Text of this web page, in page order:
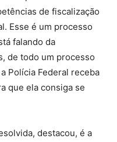
de fiscalização
Esse é um processo
falando da
de todo um processo
Polícia Federal receba
que ela consiga se
destacou, é a